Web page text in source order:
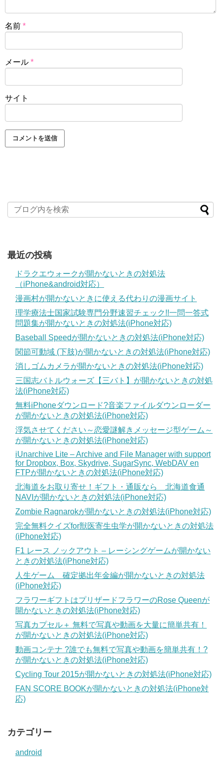
名前 *
メール *
サイト
最近の投稿
ドラクエウォークが開かないときの対処法
（iPhone&android対応）
漫画村が開かないときに使える代わりの漫画サイト
理学療法士国家試験専門分野速習チェック!!一問一答式
問題集が開かないときの対処法(iPhone対応)
Baseball Speedが開かないときの対処法(iPhone対応)
関節可動域 (下肢)が開かないときの対処法(iPhone対応)
消しゴムカメラが開かないときの対処法(iPhone対応)
三国志バトルウォーズ【三バト】が開かないときの対処
法(iPhone対応)
無料iPhoneダウンロード?音楽ファイルダウンローダー
が開かないときの対処法(iPhone対応)
浮気させてください～恋愛謎解きメッセージ型ゲーム～
が開かないときの対処法(iPhone対応)
iUnarchive Lite – Archive and File Manager with support
for Dropbox, Box, Skydrive, SugarSync, WebDAV en
FTPが開かないときの対処法(iPhone対応)
北海道をお取り寄せ！ギフト・通販なら 北海道食通
NAVIが開かないときの対処法(iPhone対応)
Zombie Ragnarokが開かないときの対処法(iPhone対応)
完全無料クイズfor獣医寄生虫学が開かないときの対処法
(iPhone対応)
F1 レース ノックアウト – レーシングゲームが開かない
ときの対処法(iPhone対応)
人生ゲーム 確定拠出年金編が開かないときの対処法
(iPhone対応)
フラワーギフトはプリザードフラワーのRose Queenが
開かないときの対処法(iPhone対応)
写真カプセル＋ 無料で写真や動画を大量に簡単共有！
が開かないときの対処法(iPhone対応)
動画コンテナ ?誰でも無料で写真や動画を簡単共有！?
が開かないときの対処法(iPhone対応)
Cycling Tour 2015が開かないときの対処法(iPhone対応)
FAN SCORE BOOKが開かないときの対処法(iPhone対
応)
カテゴリー
android